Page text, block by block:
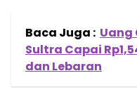
Baca Juga : Uang
Sultra Capai
dan Lebaran